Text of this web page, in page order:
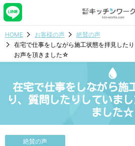
HOME お客様の声
絶賛の声
在宅で仕事をしながら施工状態を拝見した
お声を頂きました☆
在宅で仕事をしながら施
り、質問したりしていま
ました☆
絶賛の声